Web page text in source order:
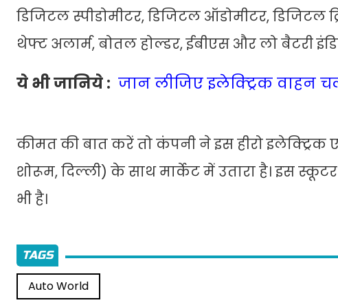
डिजिटल स्पीडोमीटर, डिजिटल ऑडोमीटर, डिजिटल
थेफ्ट अलार्म, बोतल होल्डर, ईबीएस और लो बैटरी
ये भी जानिये : जान लीजिए इलेक्ट्रिक वाहन
कीमत की बात करें तो कंपनी ने इस हीरो
शोरूम, दिल्ली) के साथ मार्केट में उतारा है। इस
भी है।
TAGS
Auto World